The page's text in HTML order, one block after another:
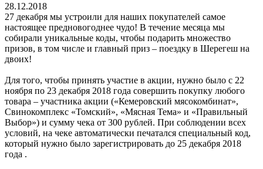
28.12.2018
27 декабря мы устроили для наших покупателей самое
настоящее предновогоднее чудо! В течение месяца мы
собирали уникальные коды, чтобы подарить множество
призов, в том числе и главный приз – поездку в Шерегеш на
двоих!
Для того, чтобы принять участие в акции, нужно было с 22
ноября по 23 декабря 2018 года совершить покупку любого
товара – участника акции («Кемеровский мясокомбинат»,
Свинокомплекс «Томский», «Мясная Тема» и «Правильный
Выбор») и сумму чека от 300 рублей. При соблюдении всех
условий, на чеке автоматически печатался специальный код,
который нужно было зарегистрировать до 25 декабря 2018
года .